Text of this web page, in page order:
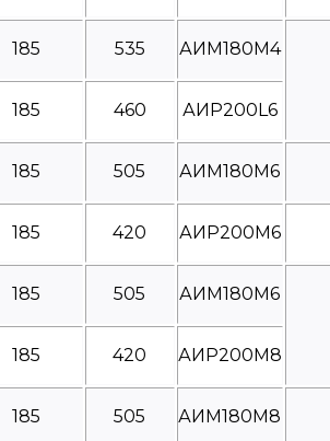
185 535
АИМ180М4
185 460 АИР200L6
185 505 АИМ180М6
185 420 АИР200М6
185 505
АИМ180М6
185 420 АИР200М8
185 505 АИМ180М8